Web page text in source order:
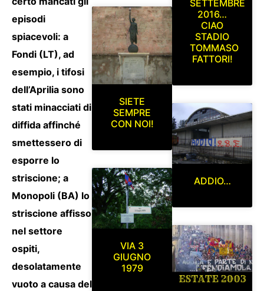
episodi
spiacevoli: a
Fondi (LT), ad
esempio, i tifosi
dell’Aprilia sono
stati minacciati di
diffida affinché
smettessero di
esporre lo
striscione; a
Monopoli (BA) lo
striscione affisso
nel settore
ospiti,
desolatamente
vuoto a causa del
SIETE
SEMPRE
CON NOI!
VIA 3
GIUGNO
1979
SETTEMBRE
2016…
CIAO
STADIO
TOMMASO
FATTORI!
ADDIO…